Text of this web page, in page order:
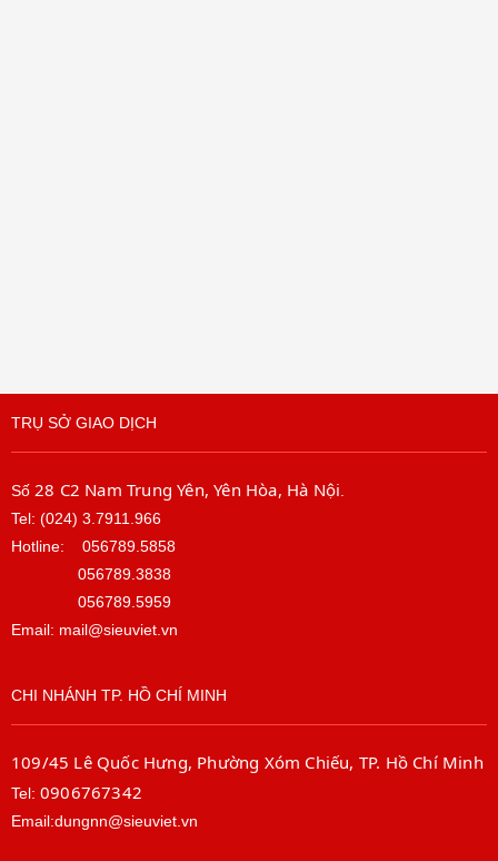
TRỤ SỞ GIAO DỊCH
Số 28 C2 Nam Trung Yên, Yên Hòa, Hà Nội
Tel: (024) 3.7911.966
Hotline: 056789.5858
056789.3838
056789.5959
Email: mail@sieuviet.vn
CHI NHÁNH TP. HỒ CHÍ MINH
109/45 Lê Quốc Hưng, Phường Xóm Chiếu, TP. Hồ Chí Minh
Tel: 0906767342
Email:dungnn@sieuviet.vn